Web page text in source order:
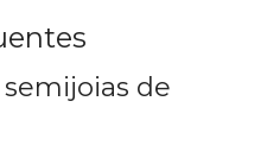
de